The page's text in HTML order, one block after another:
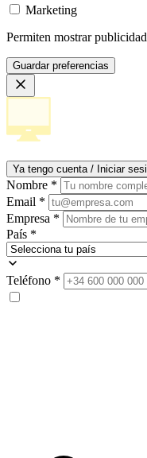
Marketing
Permiten mostrar
Guardar preferencias
Ya tengo cuenta / Iniciar
Nombre *
Email *
Empresa *
País *
Teléfono *